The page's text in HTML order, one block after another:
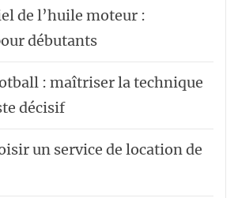
de l’huile moteur :
débutants
: maîtriser la technique
décisif
un service de location de